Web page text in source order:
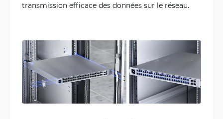
transmission efficace des données sur le réseau.